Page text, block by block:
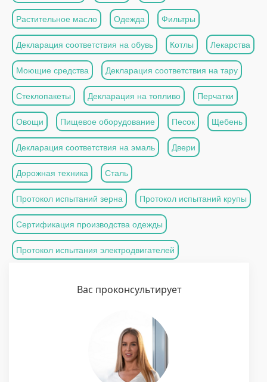
Растительное масло Одежда Фильтры
Декларация соответствия на обувь Котлы Лекарства
Моющие средства Декларация соответствия на тару
Стеклопакеты Декларация на топливо Перчатки
Овощи Пищевое оборудование Песок Щебень
Декларация соответствия на эмаль Двери
Дорожная техника Сталь
Протокол испытаний зерна Протокол испытаний крупы
Сертификация производства одежды
Протокол испытания электродвигателей
Вас проконсультирует